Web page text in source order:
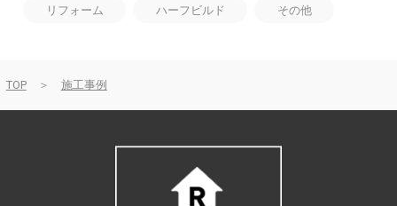
リフォーム ハーフビルド その他
TOP＞ 施工事例